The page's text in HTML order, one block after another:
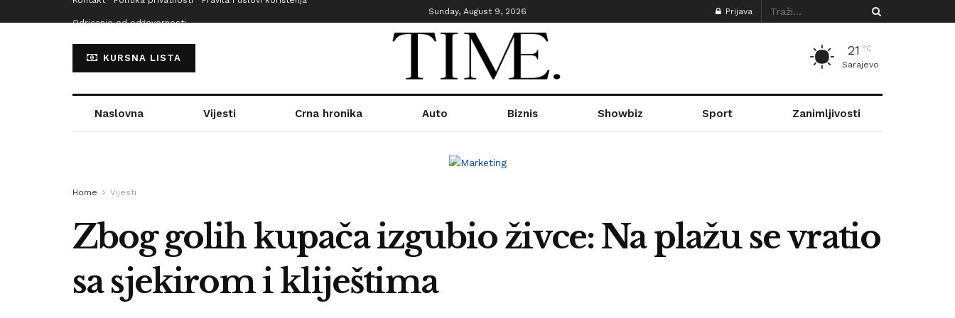
Odricanje od odgovornosti
Sunday, August 9, 2026 Prijava
KURSNA LISTA
21 °C
Sarajevo
Naslovna Vijesti Crna hronika Auto Biznis Showbiz Sport Zanimljivosti
Home Vijesti
Zbog golih kupača izgubio živce: Na plažu se vratio
sa sjekirom i kliještima